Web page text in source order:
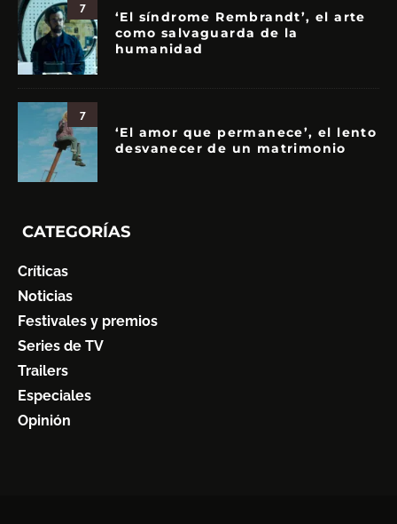
7
‘El síndrome Rembrandt’, el arte
como salvaguarda de la
humanidad
7
‘El amor que permanece’, el lento
desvanecer de un matrimonio
CATEGORÍAS
Críticas
Noticias
Festivales y premios
Series de TV
Trailers
Especiales
Opinión